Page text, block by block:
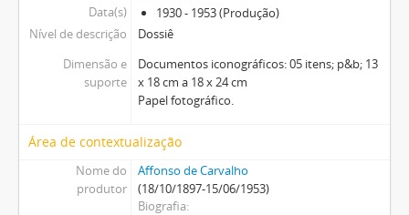
Data(s)
1930 - 1953 (Produção)
Nível de descrição
Dossiê
Dimensão e
suporte
Documentos iconográficos: 05 itens; p&b; 13
x 18 cm a 18 x 24 cm
Papel fotográfico.
Área de contextualização
Nome do
produtor
Affonso de Carvalho
(18/10/1897-15/06/1953)
Biografia